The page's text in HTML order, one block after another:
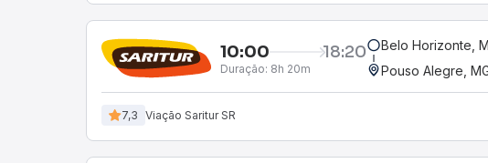
10:00 18:20
Duração: 8h 20m
Belo Horizonte,
Pouso Alegre,
7,3 Viação Saritur SR